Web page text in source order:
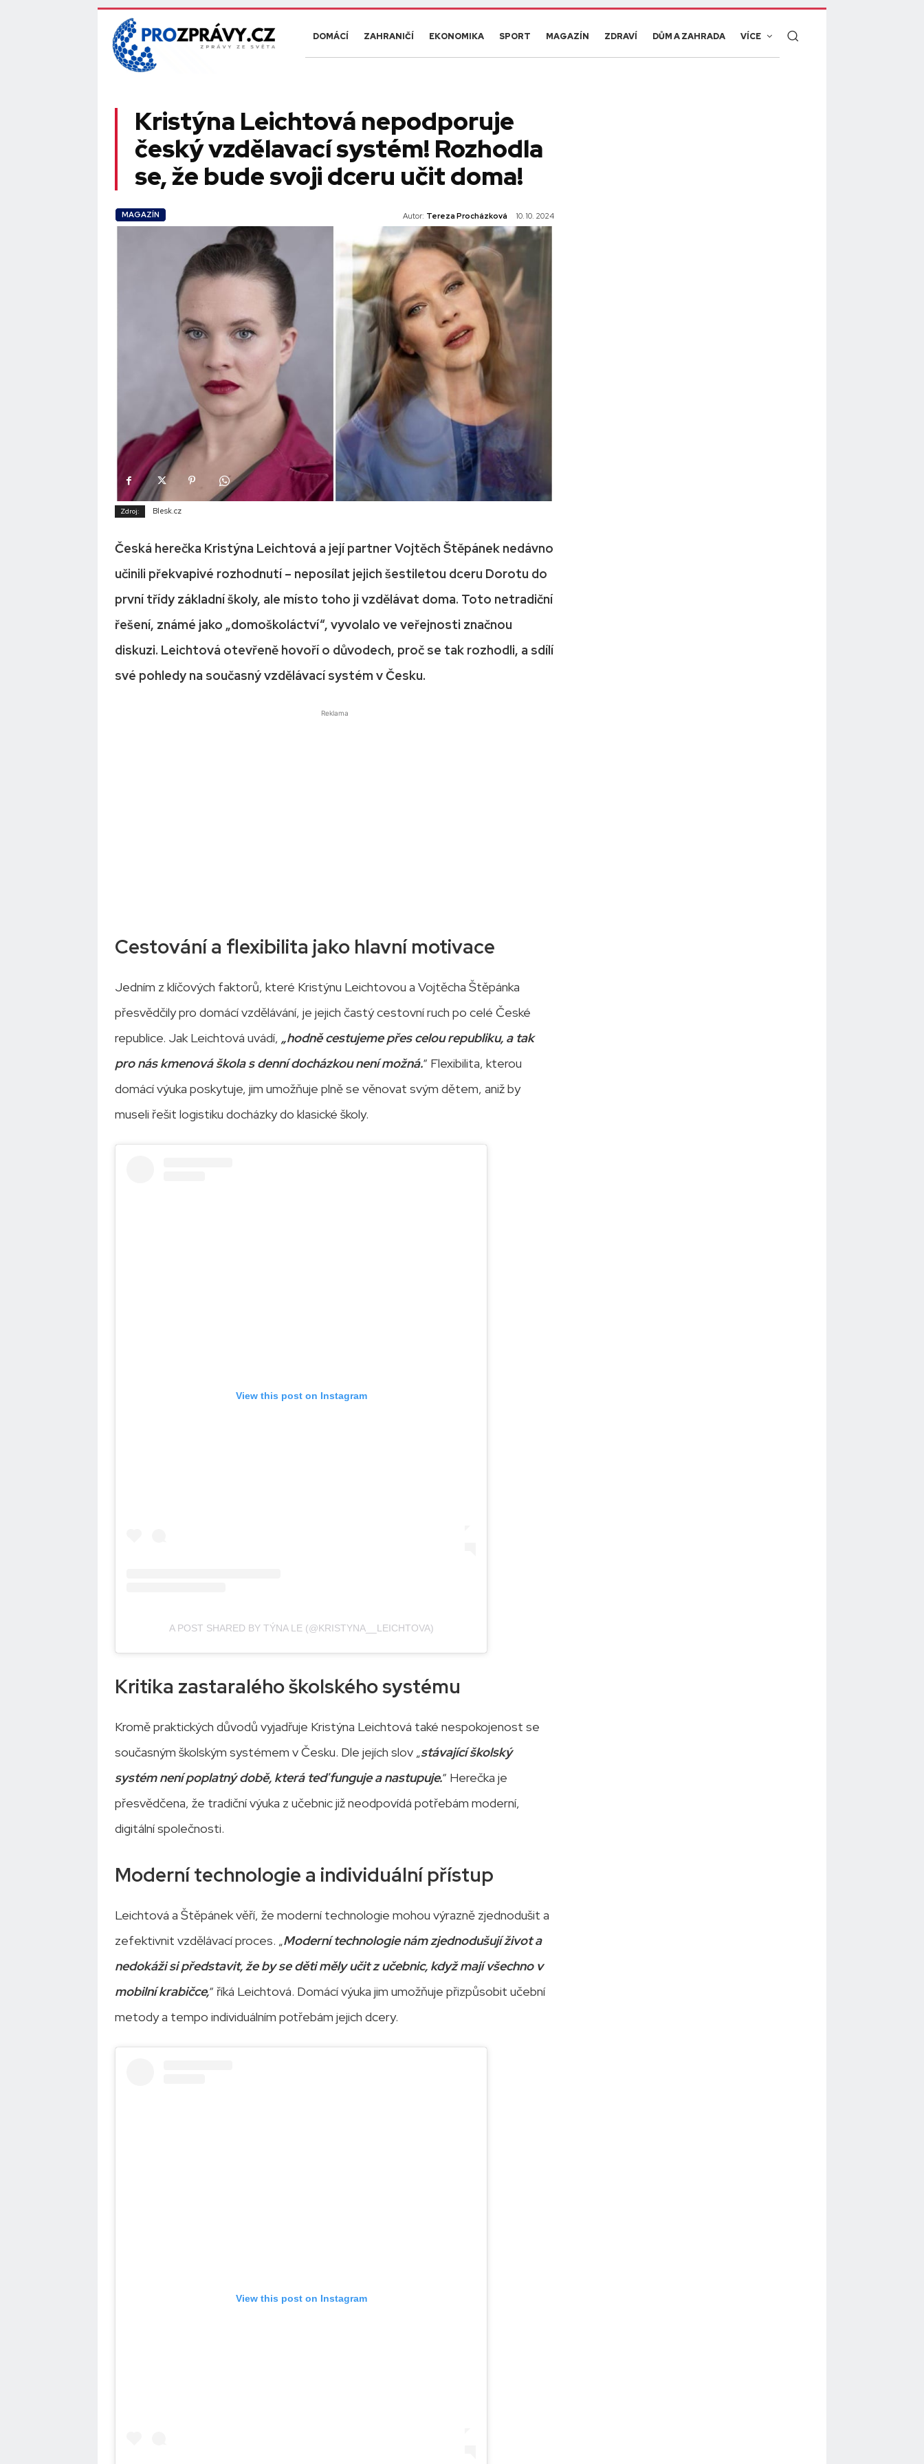
DOMÁCÍ ZAHRANIČÍ EKONOMIKA SPORT MAGAZÍN ZDRAVÍ DŮM A ZAHRADA VÍCE
Kristýna Leichtová nepodporuje
český vzdělavací systém! Rozhodla
se, že bude svoji dceru učit doma!
MAGAZÍN 10. 10. 2024
Autor: Tereza Procházková
Zdroj: Blesk.cz
Česká herečka Kristýna Leichtová a její partner Vojtěch Štěpánek nedávno
učinili překvapivé rozhodnutí – neposílat jejich šestiletou dceru Dorotu do
první třídy základní školy, ale místo toho ji vzdělávat doma. Toto netradiční
řešení, známé jako „domoškoláctví“, vyvolalo ve veřejnosti značnou
diskuzi. Leichtová otevřeně hovoří o důvodech, proč se tak rozhodli, a sdílí
své pohledy na současný vzdělávací systém v Česku.
Reklama
Cestování a flexibilita jako hlavní motivace
Jedním z klíčových faktorů, které Kristýnu Leichtovou a Vojtěcha Štěpánka
přesvědčily pro domácí vzdělávání, je jejich častý cestovní ruch po celé České
republice. Jak Leichtová uvádí, „hodně cestujeme přes celou republiku, a tak
pro nás kmenová škola s denní docházkou není možná.“ Flexibilita, kterou
domácí výuka poskytuje, jim umožňuje plně se věnovat svým dětem, aniž by
museli řešit logistiku docházky do klasické školy.
View this post on Instagram
A POST SHARED BY TÝNA LE (@KRISTYNA__LEICHTOVA)
Kritika zastaralého školského systému
Kromě praktických důvodů vyjadřuje Kristýna Leichtová také nespokojenost se
současným školským systémem v Česku. Dle jejích slov „stávající školský
systém není poplatný době, která teď funguje a nastupuje.“ Herečka je
přesvědčena, že tradiční výuka z učebnic již neodpovídá potřebám moderní,
digitální společnosti.
Moderní technologie a individuální přístup
Leichtová a Štěpánek věří, že moderní technologie mohou výrazně zjednodušit a
zefektivnit vzdělávací proces. „Moderní technologie nám zjednodušují život a
nedokáži si představit, že by se děti měly učit z učebnic, když mají všechno v
mobilní krabičce,“ říká Leichtová. Domácí výuka jim umožňuje přizpůsobit učební
metody a tempo individuálním potřebám jejich dcery.
View this post on Instagram